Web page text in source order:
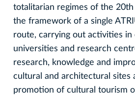
totalitarian regimes of the
the framework of a single
route, carrying out activities
universities and research
research, knowledge and
cultural and architectural sites
promotion of cultural tourism